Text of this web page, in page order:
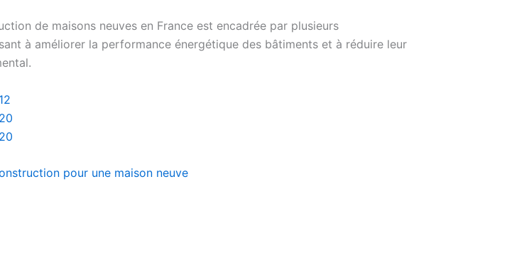
de maisons neuves en France est encadrée par plusieurs
à améliorer la performance énergétique des bâtiments et à réduire leur
pour une maison neuve